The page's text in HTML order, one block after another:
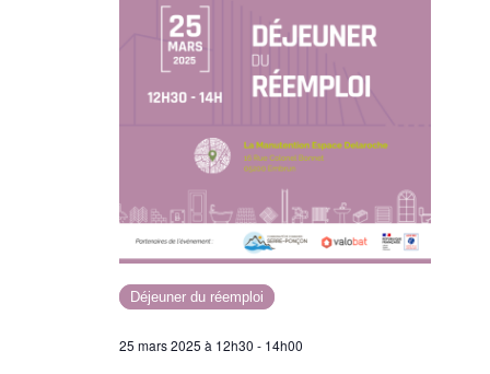
25 mars 2025 à 12h30 - 14h00
Déjeuner du réemploi